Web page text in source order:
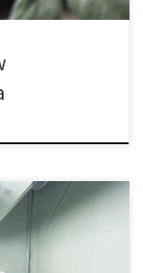
ulubioną
reklamującymi